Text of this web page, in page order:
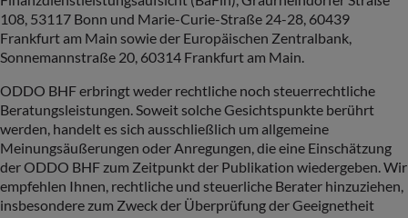
108, 53117 Bonn und Marie-Curie-Straße 24-28, 60439
Frankfurt am Main sowie der Europäischen Zentralbank,
Sonnemannstraße 20, 60314 Frankfurt am Main.
ODDO BHF erbringt weder rechtliche noch steuerrechtliche
Beratungsleistungen. Soweit solche Gesichtspunkte berührt
werden, handelt es sich ausschließlich um allgemeine
Meinungsäußerungen oder Anregungen, die eine Einschätzung
der ODDO BHF zum Zeitpunkt der Publikation wiedergeben. Wir
empfehlen Ihnen, rechtliche und steuerliche Berater hinzuziehen,
insbesondere zum Zweck der Überprüfung der Geeignetheit